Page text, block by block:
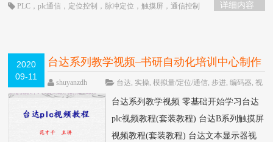
详细内容
PLC ，plc通信 ， 定位控制 ， 脉冲定位 ，触摸屏 ，通信控制
2020
09-11
台达系列教学视频–书研自动化培训中心制作
HOTshuyanzdh 台达, 实操,模拟量/定位/通信,步进,编码器,视
频相关,高级教程
台达系列教学视频 零基础开始学习台达
plc视频教程(套装教程) 台达B系列触摸屏
视频教程(套装教程) 台达文本显示器视